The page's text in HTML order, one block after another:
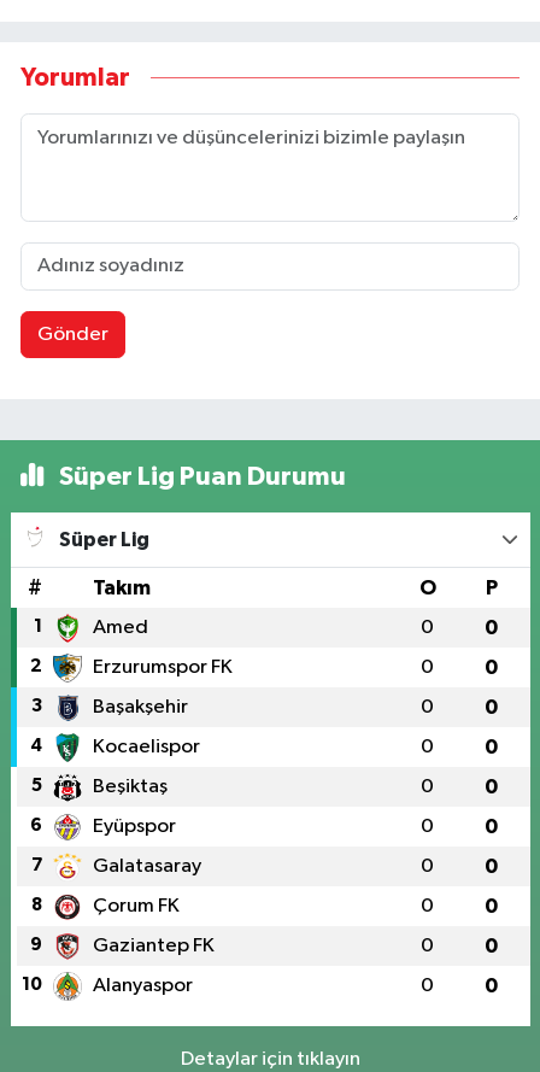
Yorumlar
Gönder
Süper Lig Puan Durumu
Süper Lig
# Takım O P
1 Amed 0 0
2 Erzurumspor FK 0 0
3 Başakşehir 0 0
4 Kocaelispor 0 0
5 Beşiktaş 0 0
6 Eyüpspor 0 0
7 Galatasaray 0 0
8 Çorum FK 0 0
9 Gaziantep FK 0 0
10 Alanyaspor 0 0
Detaylar için tıklayın